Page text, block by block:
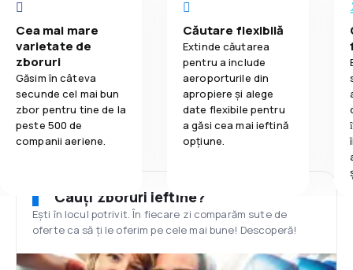
Cea mai mare
varietate de
zboruri
Găsim în câteva
secunde cel mai bun
zbor pentru tine de la
peste 500 de
companii aeriene.
Căutare flexibilă
Extinde căutarea
pentru a include
aeroporturile din
apropiere și alege
date flexibile pentru
a găsi cea mai ieftină
opțiune.
Cauți zboruri ieftine?
Ești în locul potrivit. În fiecare zi comparăm sute de
oferte ca să ți le oferim pe cele mai bune! Descoperă!